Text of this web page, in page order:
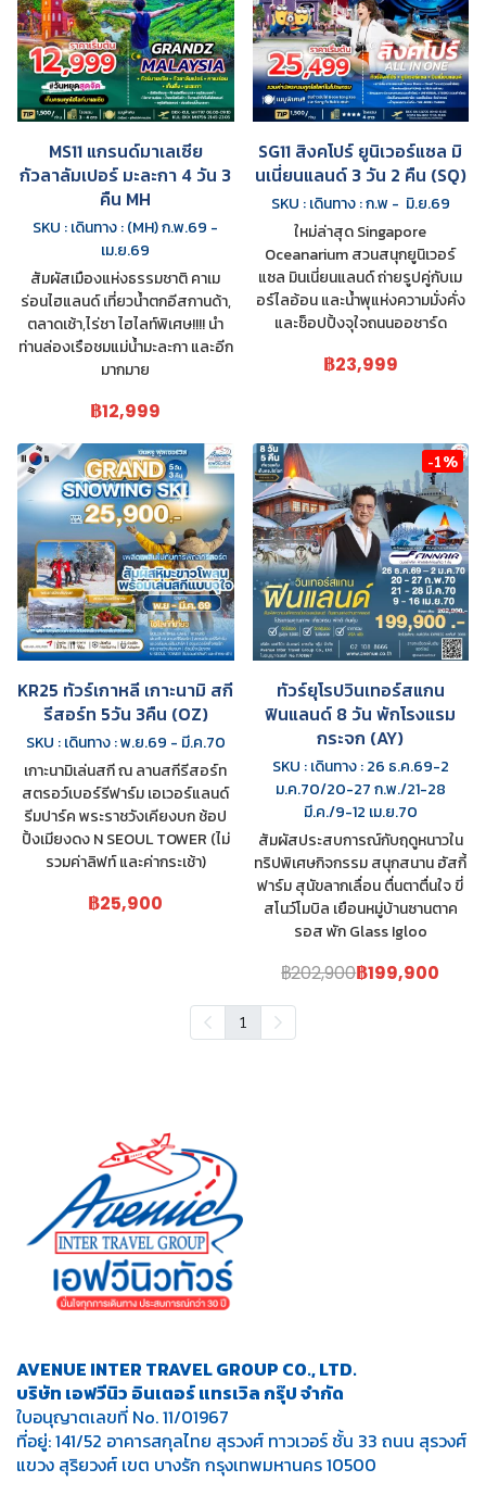
MS11 แกรนด์มาเลเซีย
กัวลาลัมเปอร์ มะละกา 4 วัน 3
คืน MH
SKU : เดินทาง : (MH) ก.พ.69 -
เม.ย.69
สัมผัสเมืองแห่งธรรมชาติ คาเม
ร่อนไฮแลนด์ เที่ยวน้ำตกอีสกานด้า,
ตลาดเช้า,ไร่ชา ไฮไลท์พิเศษ!!!! นำ
ท่านล่องเรือชมแม่น้ำมะละกา และอีก
มากมาย
฿12,999
SG11 สิงคโปร์ ยูนิเวอร์แซล มิ
นเนี่ยนแลนด์ 3 วัน 2 คืน (SQ)
SKU : เดินทาง : ก.พ - มิ.ย.69
ใหม่ล่าสุด Singapore
Oceanarium สวนสนุกยูนิเวอร์
แซล มินเนี่ยนแลนด์ ถ่ายรูปคู่กับเม
อร์ไลอ้อน และน้ำพุแห่งความมั่งคั่ง
และช็อปปิ้งจุใจถนนออชาร์ด
฿23,999
KR25 ทัวร์เกาหลี เกาะนามิ สกี
รีสอร์ท 5วัน 3คืน (OZ)
SKU : เดินทาง : พ.ย.69 - มี.ค.70
เกาะนามิเล่นสกี ณ ลานสกีรีสอร์ท
สตรอว์เบอร์รีฟาร์ม เอเวอร์แลนด์
รีมปาร์ค พระราชวังเคียงบก ช้อป
ปิ้งเมียงดง N SEOUL TOWER (ไม่
รวมค่าลิฟท์ และค่ากระเช้า)
฿25,900
-1%
ทัวร์ยุโรปวินเทอร์สแกน
ฟินแลนด์ 8 วัน พักโรงแรม
กระจก (AY)
SKU : เดินทาง : 26 ธ.ค.69-2
ม.ค.70/20-27 ก.พ./21-28
มี.ค./9-12 เม.ย.70
สัมผัสประสบการณ์กับฤดูหนาวใน
ทริปพิเศษกิจกรรม สนุกสนาน ฮัสกี้
ฟาร์ม สุนัขลากเลื่อน ตื่นตาตื่นใจ ขี่
สโนว์โมบิล เยือนหมู่บ้านซานตาค
รอส พัก Glass Igloo
฿202,900฿199,900
1
AVENUE INTER TRAVEL GROUP CO., LTD.
บริษัท เอฟวีนิว อินเตอร์ แทรเวิล กรุ๊ป จำกัด
ใบอนุญาตเลขที่ No. 11/01967
ที่อยู่: 141/52 อาคารสกุลไทย สุรวงศ์ ทาวเวอร์ ชั้น 33 ถนน สุรวงศ์
แขวง สุริยวงศ์ เขต บางรัก กรุงเทพมหานคร 10500